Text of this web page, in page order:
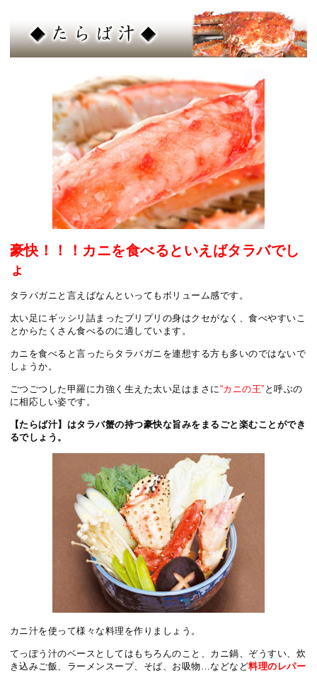
豪快！！！カニを食べるといえばタラバでし
ょ
タラバガニと言えばなんといってもボリューム感です。
太い足にギッシリ詰まったプリプリの身はクセがなく、食べやすいこ
とからたくさん食べるのに適しています。
カニを食べると言ったらタラバガニを連想する方も多いのではないで
しょうか。
ごつごつした甲羅に力強く生えた太い足はまさに“カニの王” と呼ぶの
に相応しい姿です。
【たらば汁】はタラバ蟹の持つ豪快な旨みをまるごと楽むことができ
るでしょう。
カニ汁を使って様々な料理を作りましょう。
てっぽう汁のベースとしてはもちろんのこと、カニ鍋、ぞうすい、炊
き込みご飯、ラーメンスープ、そば、お吸物…などなど料理のレパー